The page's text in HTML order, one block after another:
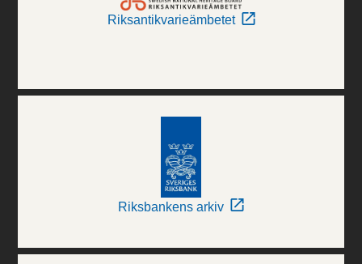
Riksantikvarieämbetet
Riksbankens arkiv